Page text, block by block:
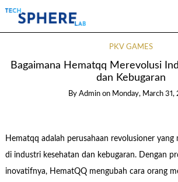
PKV GAMES
Bagaimana Hematqq Merevolusi
dan Kebugaran
By Admin on Monday, March 31,
Hematqq adalah perusahaan revolusioner yang
di industri kesehatan dan kebugaran. Dengan
inovatifnya, HematQQ mengubah cara orang